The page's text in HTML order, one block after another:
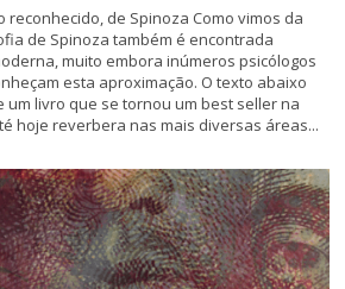
reconhecido, de Spinoza Como vimos da
de Spinoza também é encontrada
muito embora inúme­ros psicólogos
esta aproximação. O texto abaixo
livro que se tornou um best seller na
hoje reverbera nas mais di­versas áreas...